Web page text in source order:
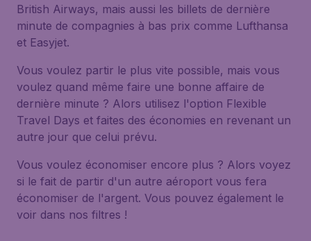
British Airways, mais aussi les billets de dernière
minute de compagnies à bas prix comme Lufthansa
et Easyjet.
Vous voulez partir le plus vite possible, mais vous
voulez quand même faire une bonne affaire de
dernière minute ? Alors utilisez l'option Flexible
Travel Days et faites des économies en revenant un
autre jour que celui prévu.
Vous voulez économiser encore plus ? Alors voyez
si le fait de partir d'un autre aéroport vous fera
économiser de l'argent. Vous pouvez également le
voir dans nos filtres !